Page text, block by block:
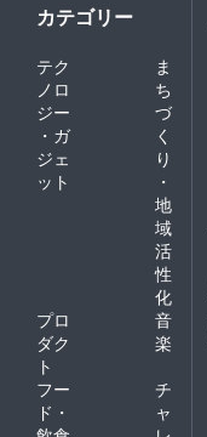
カテゴリー
テク
ノロ
ジー
・ガ
ジェ
ット
ま
ち
づ
く
り
・
地
域
活
性
化
プロ
ダク
ト
音
楽
フー
ド・
チ
ャ